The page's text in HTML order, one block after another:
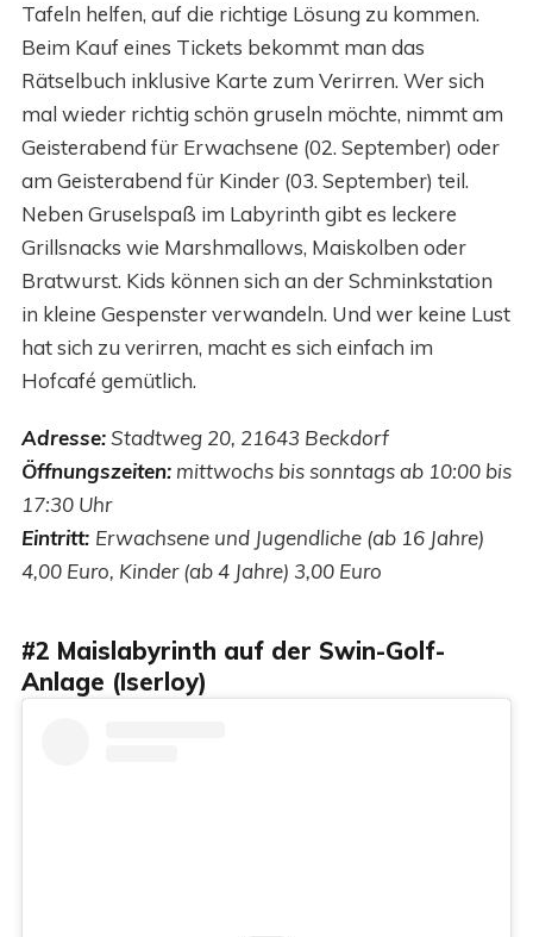
Tafeln helfen, auf die richtige Lösung zu kommen.
Beim Kauf eines Tickets bekommt man das
Rätselbuch inklusive Karte zum Verirren. Wer sich
mal wieder richtig schön gruseln möchte, nimmt am
Geisterabend für Erwachsene (02. September) oder
am Geisterabend für Kinder (03. September) teil.
Neben Gruselspaß im Labyrinth gibt es leckere
Grillsnacks wie Marshmallows, Maiskolben oder
Bratwurst. Kids können sich an der Schminkstation
in kleine Gespenster verwandeln. Und wer keine Lust
hat sich zu verirren, macht es sich einfach im
Hofcafé gemütlich.
Adresse:Stadtweg 20, 21643 Beckdorf
Öffnungszeiten:mittwochs bis sonntags ab 10:00 bis
17:30 Uhr
Eintritt: Erwachsene und Jugendliche (ab 16 Jahre)
4,00 Euro, Kinder (ab 4 Jahre) 3,00 Euro
#2 Maislabyrinth auf der Swin-Golf-
Anlage (Iserloy)